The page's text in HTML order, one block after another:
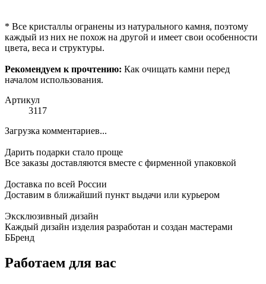
* Все кристаллы огранены из натурального камня, поэтому
каждый из них не похож на другой и имеет свои особенности
цвета, веса и структуры.
Рекомендуем к прочтению: Как очищать камни перед
началом использования.
Артикул
3117
Загрузка комментариев...
Дарить подарки стало проще
Все заказы доставляются вместе c фирменной упаковкой
Доставка по всей России
Доставим в ближайший пункт выдачи или курьером
Эксклюзивный дизайн
Каждый дизайн изделия разработан и создан мастерами
ББренд
Работаем для вас